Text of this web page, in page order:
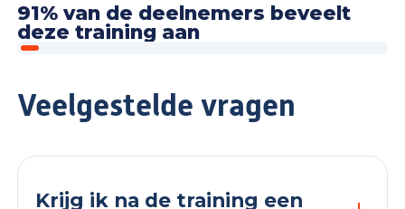
91% van de deelnemers beveelt
deze training aan
Veelgestelde vragen
Krijg ik na de training een